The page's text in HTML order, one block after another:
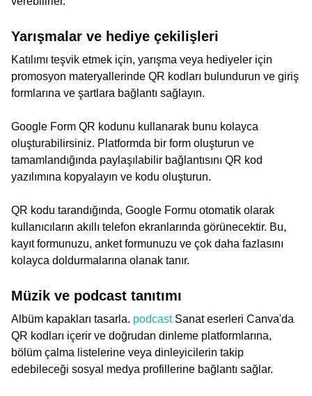
Yarışmalar ve hediye çekilişleri
Katılımı teşvik etmek için, yarışma veya hediyeler için
promosyon materyallerinde QR kodları bulundurun ve giriş
formlarına ve şartlara bağlantı sağlayın.
Google Form QR kodunu kullanarak bunu kolayca
oluşturabilirsiniz. Platformda bir form oluşturun ve
tamamlandığında paylaşılabilir bağlantısını QR kod
yazılımına kopyalayın ve kodu oluşturun.
QR kodu tarandığında, Google Formu otomatik olarak
kullanıcıların akıllı telefon ekranlarında görünecektir. Bu,
kayıt formunuzu, anket formunuzu ve çok daha fazlasını
kolayca doldurmalarına olanak tanır.
Müzik ve podcast tanıtımı
Albüm kapakları tasarla. podcast Sanat eserleri Canva'da
QR kodları içerir ve doğrudan dinleme platformlarına,
bölüm çalma listelerine veya dinleyicilerin takip
edebileceği sosyal medya profillerine bağlantı sağlar.